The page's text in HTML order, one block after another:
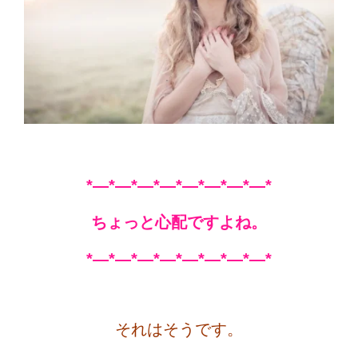
*—*—*—*—*—*—*—*—*
ちょっと心配ですよね。
*—*—*—*—*—*—*—*—*
それはそうです。